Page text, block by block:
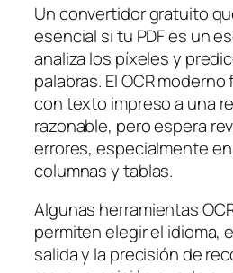
Un convertidor gratuito
esencial si tu PDF es un
analiza los píxeles y
palabras. El OCR
con texto impreso a una
razonable, pero espera
errores, especialmente
columnas y tablas.
Algunas herramientas
permiten elegir el idioma,
salida y la precisión de